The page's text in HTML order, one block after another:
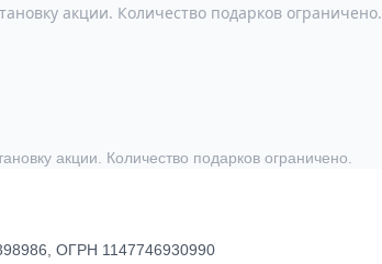
акции. Количество подарков ограничено.
акции. Количество подарков ограничено.
ОГРН 1147746930990